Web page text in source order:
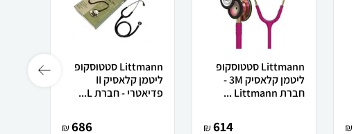
₪
Littmann סטטוסקופ
ליטמן קלאסיק 3M -
חברת Littmann ...
614
₪
Littmann סטטוסקופ
ליטמן קלאסיק II
פדיאטרי - חברת L...
686
₪